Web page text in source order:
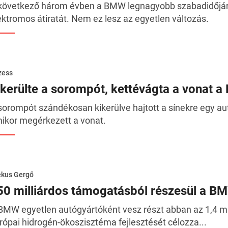
három évben a BMW legnagyobb
átiratát. Nem ez lesz az egyetlen változás.
a sorompót, kettévágta a vonat a
szándékosan kikerülve hajtott a sínekre egy
megérkezett a vonat.
Gergő
milliárdos támogatásból részesül a
egyetlen autógyártóként vesz részt abban az 1,4
hidrogén-ökoszisztéma fejlesztését célozza...